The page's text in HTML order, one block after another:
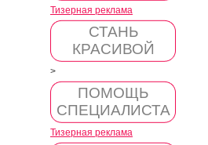
Тизерная реклама
СТАНЬ
КРАСИВОЙ
>
ПОМОЩЬ
СПЕЦИАЛИСТА
Тизерная реклама